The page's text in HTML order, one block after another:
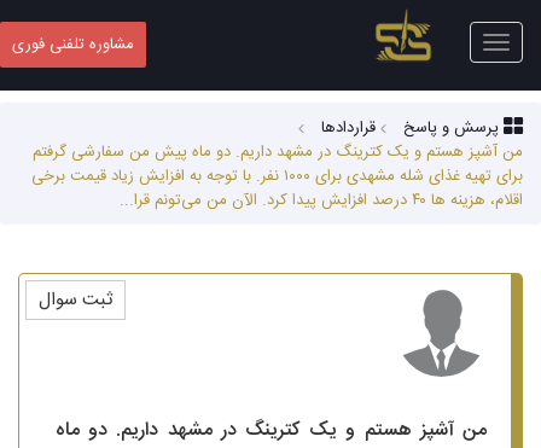
Toggle
navigation
مشاوره تلفنی فوری
پرسش و پاسخ
قراردادها
من آشپز هستم و یک کترینگ در مشهد داریم. دو ماه پیش من سفارشی گرفتم
برای تهیه غذای شله مشهدی برای ۱۰۰۰ نفر. با توجه به افزایش زیاد قیمت برخی
اقلام، هزینه ها ۴۰ درصد افزایش پیدا کرد. الآن من می‌تونم قرا...
من آشپز هستم و یک کترینگ در مشهد داریم. دو ماه
ثبت سوال